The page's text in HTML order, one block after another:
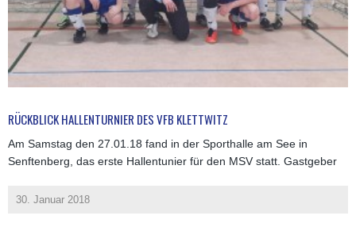
RÜCKBLICK HALLENTURNIER DES VFB KLETTWITZ
Am Samstag den 27.01.18 fand in der Sporthalle am See in
Senftenberg, das erste Hallentunier für den MSV statt. Gastgeber
30. Januar 2018